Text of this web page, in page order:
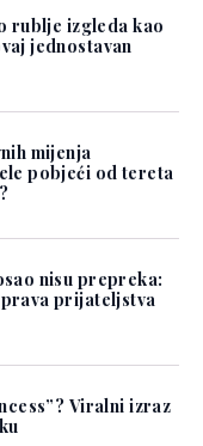
rublje izgleda kao
jednostavan
mijenja
pobjeći od tereta
nisu prepreka:
prava prijateljstva
Viralni izraz